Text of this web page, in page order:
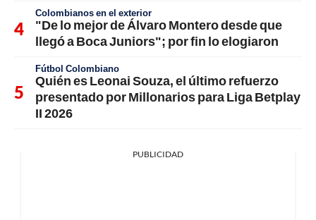
Colombianos en el exterior
"De lo mejor de Álvaro Montero desde que
llegó a Boca Juniors"; por fin lo elogiaron
Fútbol Colombiano
Quién es Leonai Souza, el último refuerzo
presentado por Millonarios para Liga Betplay
II 2026
PUBLICIDAD